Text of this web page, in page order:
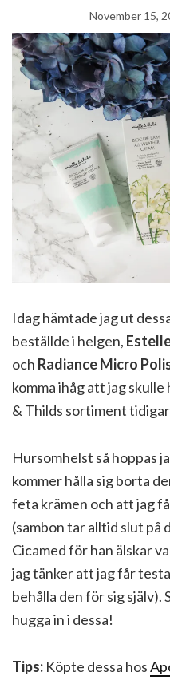
November 15,
Idag hämtade jag ut
beställde i helgen,
och Radiance Micro
komma ihåg att jag
& Thilds sortiment
Hursomhelst så hoppas
kommer hålla sig borta
feta krämen och att jag
(sambon tar alltid slut på
Cicamed för han älskar
jag tänker att jag får
behålla den för sig själv).
hugga in i dessa!
Tips: Köpte dessa hos